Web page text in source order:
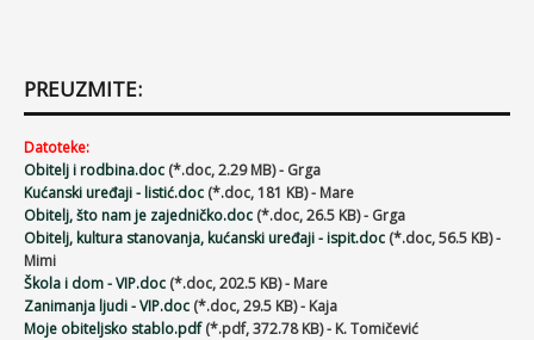
PREUZMITE:
Datoteke:
Obitelj i rodbina.doc (*.doc, 2.29 MB) - Grga
Kućanski uređaji - listić.doc (*.doc, 181 KB) - Mare
Obitelj, što nam je zajedničko.doc (*.doc, 26.5 KB) - Grga
Obitelj, kultura stanovanja, kućanski uređaji - ispit.doc (*.doc, 56.5 KB) -
Mimi
Škola i dom - VIP.doc (*.doc, 202.5 KB) - Mare
Zanimanja ljudi - VIP.doc (*.doc, 29.5 KB) - Kaja
Moje obiteljsko stablo.pdf(*.pdf, 372.78 KB) - K. Tomičević